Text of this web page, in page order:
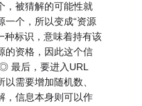
，被猜解的可能性就
一个，所以变成“资源
种标识，意味着持有该
的资格，因此这个信
最后，要进入URL
需要增加随机数、
，信息本身则可以作